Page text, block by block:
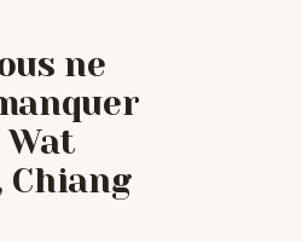
ne
Chiang